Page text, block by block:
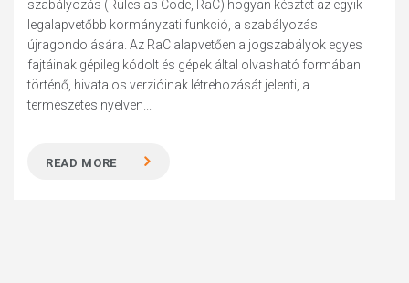
szabályozás (Rules as Code, RaC) hogyan késztet az egyik
legalapvetőbb kormányzati funkció, a szabályozás
újragondolására. Az RaC alapvetően a jogszabályok egyes
fajtáinak gépileg kódolt és gépek által olvasható formában
történő, hivatalos verzióinak létrehozását jelenti, a
természetes nyelven...
READ MORE